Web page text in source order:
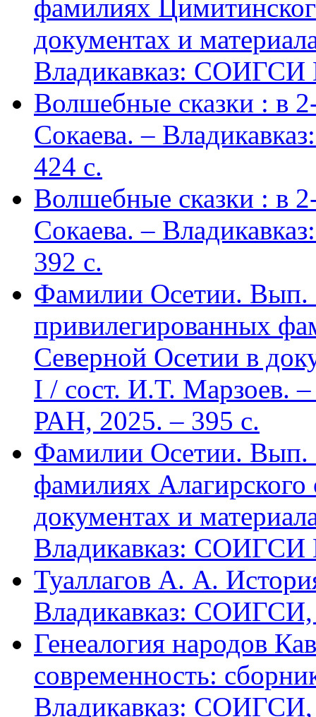
фамилиях
документах и
Владикавказ:
Волшебные сказки : в
Сокаева. –
424 c.
Волшебные сказки : в
Сокаева. –
392 c.
Фамилии Осетии. Вып.
привилегированных
Северной Осетии в
I / сост. И.Т. Марзоев.
РАН, 2025. – 395 с.
Фамилии Осетии. Вып.
фамилиях
документах и
Владикавказ:
Туаллагов А. А.
Владикавказ: СОИГСИ,
Генеалогия народов
современность:
Владикавказ: СОИГСИ,